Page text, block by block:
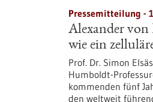
Pressemitteilung -
Alexander von
wie ein
Prof. Dr. Simon
Humboldt-
kommenden fünf
den weltweit